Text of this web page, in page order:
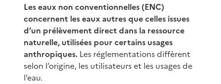
Les eaux non conventionnelles (ENC)
concernent les eaux autres que celles issues
d’un prélèvement direct dans la ressource
naturelle, utilisées pour certains usages
anthropiques. Les réglementations diffèrent
selon l’origine, les utilisateurs et les usages de
l’eau.